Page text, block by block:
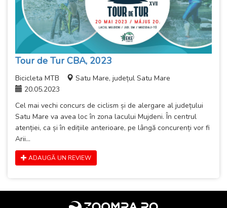
Tour de Tur CBA, 2023
Bicicleta MTB
Satu Mare, județul Satu Mare
20.05.2023
Cel mai vechi concurs de ciclism și de alergare al județului
Satu Mare va avea loc în zona lacului Mujdeni. În centrul
atenției, ca și în edițiile anterioare, pe lângă concurenți vor fi
Arii...
ADAUGĂ UN REVIEW